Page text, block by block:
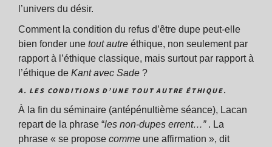
l’univers du désir.
Comment la condition du refus d’être dupe peut-elle
bien fonder une tout autre éthique, non seulement par
rapport à l’éthique classique, mais surtout par rapport à
l’éthique de Kant avec Sade ?
A. LES CONDITIONS D’UNE TOUT AUTRE ÉTHIQUE.
À la fin du séminaire (antépénultième séance), Lacan
repart de la phrase “les non-dupes errent…” . La
phrase « se propose comme une affirmation », dit